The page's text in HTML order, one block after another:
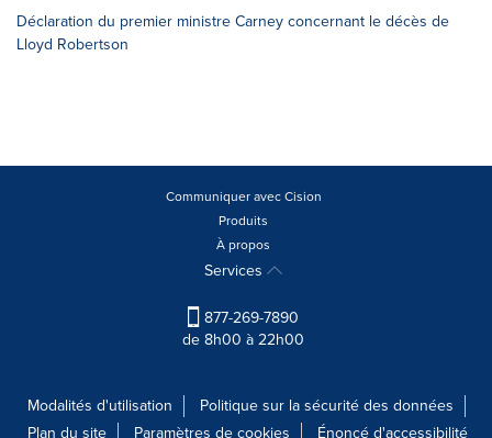
Déclaration du premier ministre Carney concernant le décès de
Lloyd Robertson
Communiquer avec Cision
Produits
À propos
Services
877-269-7890
de 8h00 à 22h00
Modalités d'utilisation
Politique sur la sécurité des données
Plan du site
Paramètres de cookies Énoncé d'accessibilité